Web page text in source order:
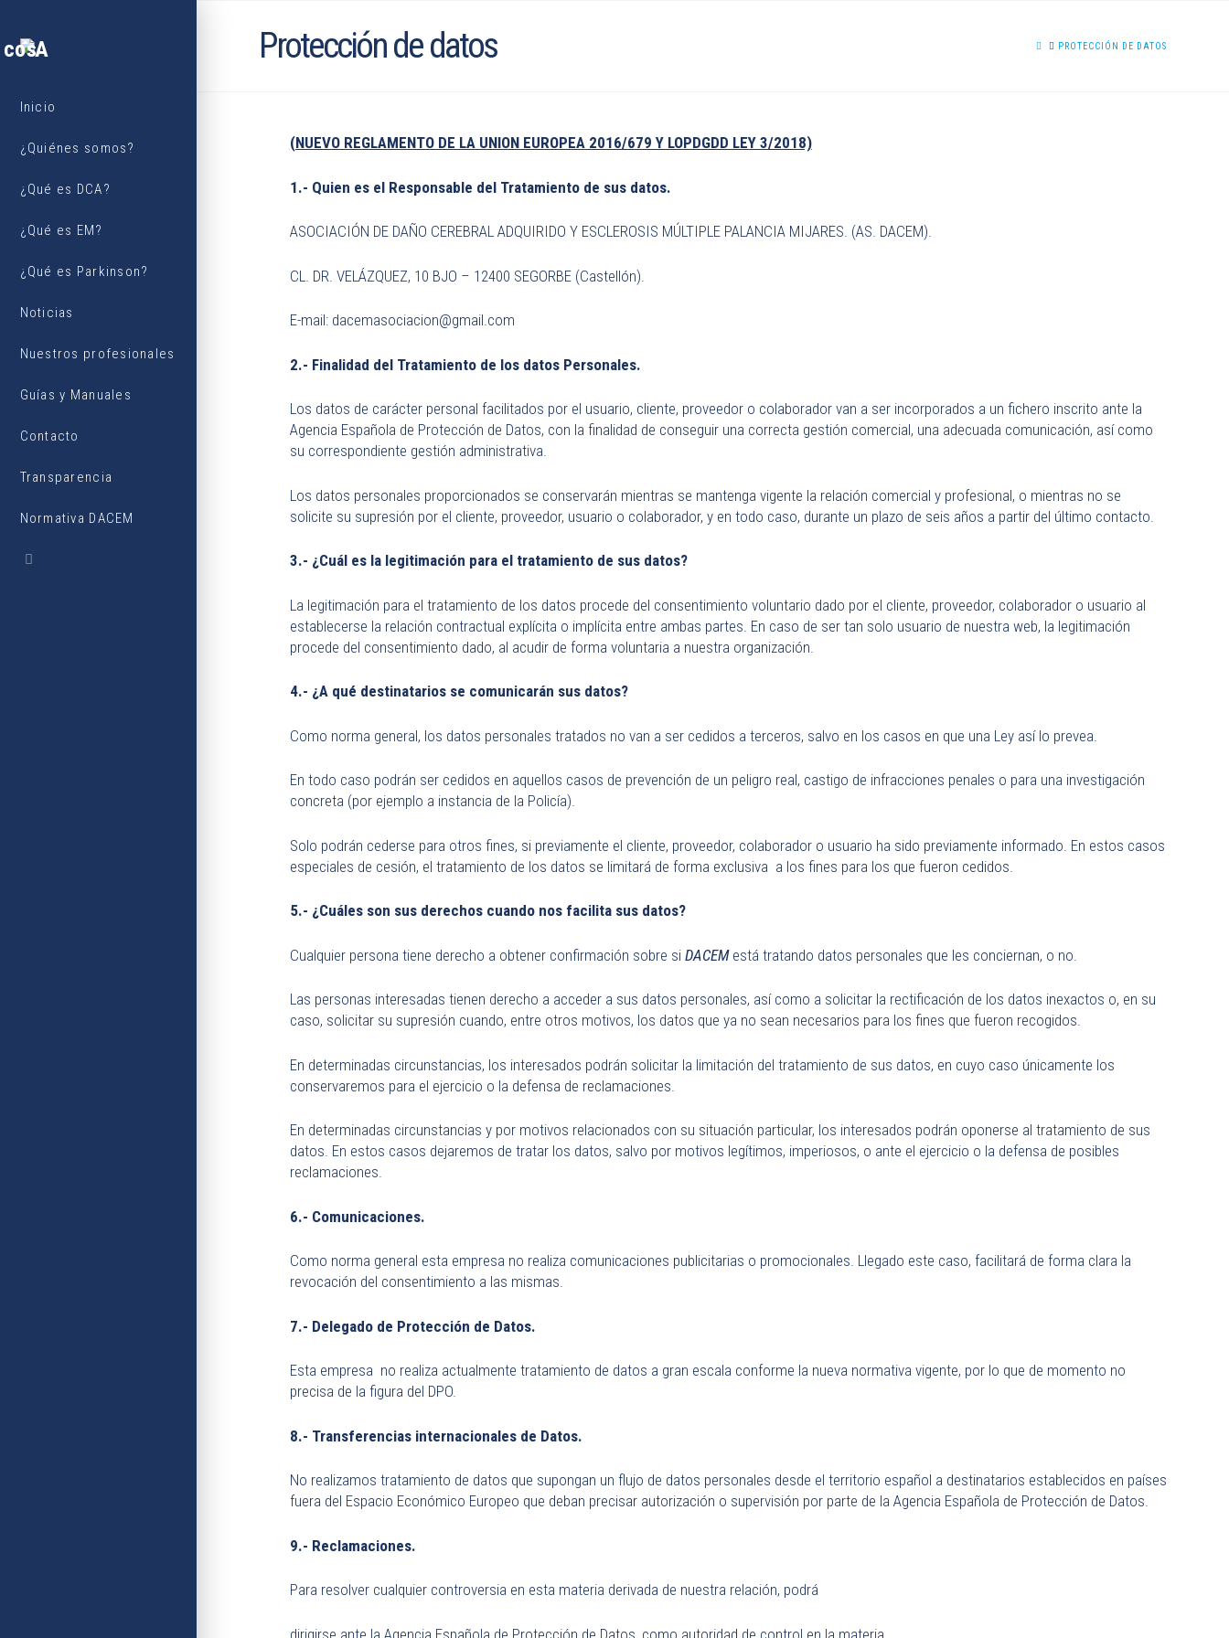
Inicio
¿Quiénes somos?
¿Qué es DCA?
¿Qué es EM?
¿Qué es Parkinson?
Noticias
Nuestros profesionales
Guías y Manuales
Contacto
Transparencia
Normativa DACEM
Protección de datos HOMEPROTECCIÓN DE DATOS
(NUEVO REGLAMENTO DE LA UNION EUROPEA 2016/679 Y LOPDGDD LEY 3/2018)
1.- Quien es el Responsable del Tratamiento de sus datos.
ASOCIACIÓN DE DAÑO CEREBRAL ADQUIRIDO Y ESCLEROSIS MÚLTIPLE PALANCIA MIJARES. (AS. DACEM).
CL. DR. VELÁZQUEZ, 10 BJO – 12400 SEGORBE (Castellón).
E-mail: dacemasociacion@gmail.com
2.- Finalidad del Tratamiento de los datos Personales.
Los datos de carácter personal facilitados por el usuario, cliente, proveedor o colaborador van a ser incorporados a un fichero inscrito ante la
Agencia Española de Protección de Datos, con la finalidad de conseguir una correcta gestión comercial, una adecuada comunicación, así como
su correspondiente gestión administrativa.
Los datos personales proporcionados se conservarán mientras se mantenga vigente la relación comercial y profesional, o mientras no se
solicite su supresión por el cliente, proveedor, usuario o colaborador, y en todo caso, durante un plazo de seis años a partir del último contacto.
3.- ¿Cuál es la legitimación para el tratamiento de sus datos?
La legitimación para el tratamiento de los datos procede del consentimiento voluntario dado por el cliente, proveedor, colaborador o usuario al
establecerse la relación contractual explícita o implícita entre ambas partes. En caso de ser tan solo usuario de nuestra web, la legitimación
procede del consentimiento dado, al acudir de forma voluntaria a nuestra organización.
4.- ¿A qué destinatarios se comunicarán sus datos?
Como norma general, los datos personales tratados no van a ser cedidos a terceros, salvo en los casos en que una Ley así lo prevea.
En todo caso podrán ser cedidos en aquellos casos de prevención de un peligro real, castigo de infracciones penales o para una investigación
concreta (por ejemplo a instancia de la Policía).
Solo podrán cederse para otros fines, si previamente el cliente, proveedor, colaborador o usuario ha sido previamente informado. En estos casos
especiales de cesión, el tratamiento de los datos se limitará de forma exclusiva a los fines para los que fueron cedidos.
5.- ¿Cuáles son sus derechos cuando nos facilita sus datos?
Cualquier persona tiene derecho a obtener confirmación sobre si DACEMestá tratando datos personales que les conciernan, o no.
Las personas interesadas tienen derecho a acceder a sus datos personales, así como a solicitar la rectificación de los datos inexactos o, en su
caso, solicitar su supresión cuando, entre otros motivos, los datos que ya no sean necesarios para los fines que fueron recogidos.
En determinadas circunstancias, los interesados podrán solicitar la limitación del tratamiento de sus datos, en cuyo caso únicamente los
conservaremos para el ejercicio o la defensa de reclamaciones.
En determinadas circunstancias y por motivos relacionados con su situación particular, los interesados podrán oponerse al tratamiento de sus
datos. En estos casos dejaremos de tratar los datos, salvo por motivos legítimos, imperiosos, o ante el ejercicio o la defensa de posibles
reclamaciones.
6.- Comunicaciones.
Como norma general esta empresa no realiza comunicaciones publicitarias o promocionales. Llegado este caso, facilitará de forma clara la
revocación del consentimiento a las mismas.
7.- Delegado de Protección de Datos.
Esta empresa no realiza actualmente tratamiento de datos a gran escala conforme la nueva normativa vigente, por lo que de momento no
precisa de la figura del DPO.
8.- Transferencias internacionales de Datos.
No realizamos tratamiento de datos que supongan un flujo de datos personales desde el territorio español a destinatarios establecidos en países
fuera del Espacio Económico Europeo que deban precisar autorización o supervisión por parte de la Agencia Española de Protección de Datos.
9.- Reclamaciones.
Para resolver cualquier controversia en esta materia derivada de nuestra relación, podrá
dirigirse ante la Agencia Española de Protección de Datos, como autoridad de control en la materia.